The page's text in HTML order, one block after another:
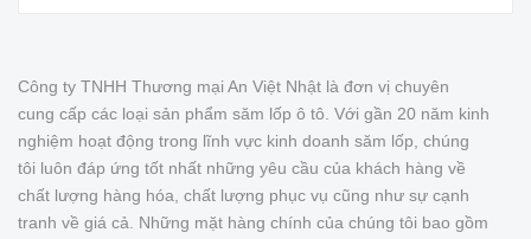
Công ty TNHH Thương mại An Việt Nhật là đơn vị chuyên
cung cấp các loại sản phẩm săm lốp ô tô. Với gần 20 năm kinh
nghiệm hoạt động trong lĩnh vực kinh doanh săm lốp, chúng
tôi luôn đáp ứng tốt nhất những yêu cầu của khách hàng về
chất lượng hàng hóa, chất lượng phục vụ cũng như sự cạnh
tranh về giá cả. Những mặt hàng chính của chúng tôi bao gồm